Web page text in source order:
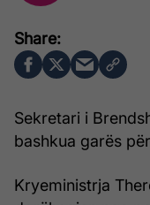
Sekretari i
bashkua garës
Kryeministrja